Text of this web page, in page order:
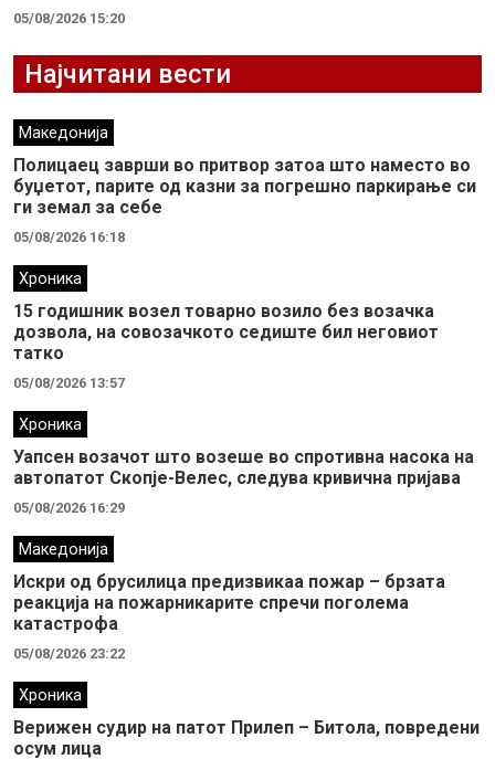
05/08/2026 15:20
Најчитани вести
Македонија
Полицаец заврши во притвор затоа што наместо во
буџетот, парите од казни за погрешно паркирање си
ги земал за себе
05/08/2026 16:18
Хроника
15 годишник возел товарно возило без возачка
дозвола, на совозачкото седиште бил неговиот
татко
05/08/2026 13:57
Хроника
Уапсен возачот што возеше во спротивна насока на
автопатот Скопје-Велес, следува кривична пријава
05/08/2026 16:29
Македонија
Искри од брусилица предизвикаа пожар – брзата
реакција на пожарникарите спречи поголема
катастрофа
05/08/2026 23:22
Хроника
Верижен судир на патот Прилеп – Битола, повредени
осум лица